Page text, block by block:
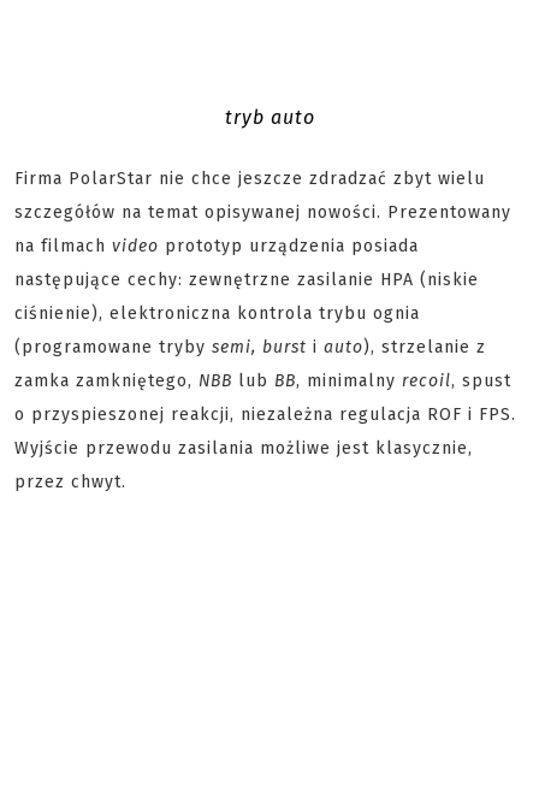
tryb auto
Firma PolarStar nie chce jeszcze zdradzać zbyt wielu
szczegółów na temat opisywanej nowości. Prezentowany
na filmach video prototyp urządzenia posiada
następujące cechy: zewnętrzne zasilanie HPA (niskie
ciśnienie), elektroniczna kontrola trybu ognia
(programowane tryby semi, burst i auto), strzelanie z
zamka zamkniętego, NBB lub BB, minimalny recoil, spust
o przyspieszonej reakcji, niezależna regulacja ROF i FPS.
Wyjście przewodu zasilania możliwe jest klasycznie,
przez chwyt.